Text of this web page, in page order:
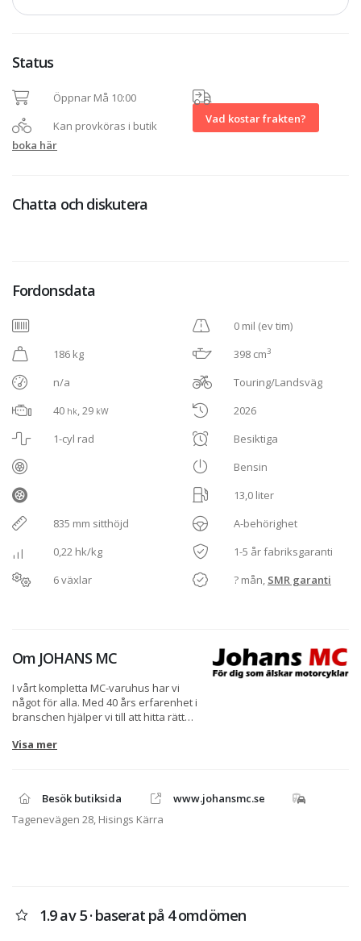
Status
Öppnar Må 10:00
Kan provköras i butik
boka här
Vad kostar frakten?
Chatta och diskutera
Fordonsdata
186 kg
n/a
40 hk, 29 kW
1-cyl rad
835 mm sitthöjd
0,22 hk/kg
6 växlar
0 mil (ev tim)
398 cm3
Touring/Landsväg
2026
Besiktiga
Bensin
13,0 liter
A-behörighet
1-5 år fabriksgaranti
? mån, SMR garanti
Om JOHANS MC
I vårt kompletta MC-varuhus har vi
något för alla. Med 40 års erfarenhet i
branschen hjälper vi till att hitta rätt
auktoriserad återförsäljare av
även tillbehör och personlig
utrustning för alla smaker. Johans MC-
Service AB behandlar
telefonen, maila gärna in din
beställning till
Visa mer
Besök butiksida
www.johansmc.se
Tagenevägen 28, Hisings Kärra
1.9 av 5 · baserat på 4 omdömen